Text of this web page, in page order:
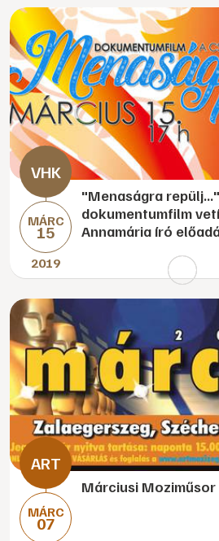
MÁRC
15
2019
"Menaságra
dokumentumfilm
Annamária író
MÁRC
07
Márciusi Moziműsor